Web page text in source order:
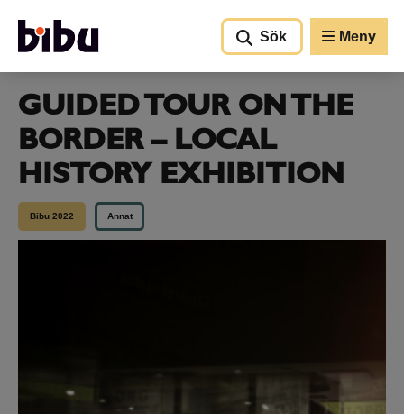
Sök
Meny
GUIDED TOUR ON THE
BORDER – LOCAL
HISTORY EXHIBITION
Bibu 2022 Annat